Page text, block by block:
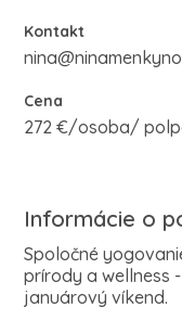
Informácie o
Spoločné
prírody a wellness
januárový víkend.
Kontakt
Cena
272 €/osoba/